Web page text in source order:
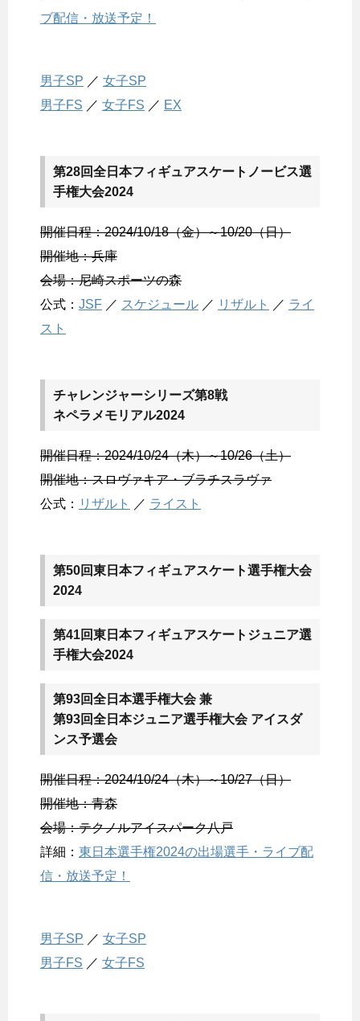
ブ配信・放送予定！
男子SP ／ 女子SP
男子FS ／ 女子FS ／ EX
第28回全日本フィギュアスケートノービス選
手権大会2024
開催日程：2024/10/18（金）～10/20（日）
開催地：兵庫
会場：尼崎スポーツの森
公式： JSF ／ スケジュール ／ リザルト ／ ライ
スト
チャレンジャーシリーズ第8戦
ネペラメモリアル2024
開催日程：2024/10/24（木）～10/26（土）
開催地：スロヴァキア・ブラチスラヴァ
公式： リザルト ／ ライスト
第50回東日本フィギュアスケート選手権大会
2024
第41回東日本フィギュアスケートジュニア選
手権大会2024
第93回全日本選手権大会 兼
第93回全日本ジュニア選手権大会 アイスダ
ンス予選会
開催日程：2024/10/24（木）～10/27（日）
開催地：青森
会場：テクノルアイスパーク八戸
詳細： 東日本選手権2024の出場選手・ライブ配
信・放送予定！
男子SP ／ 女子SP
男子FS ／ 女子FS